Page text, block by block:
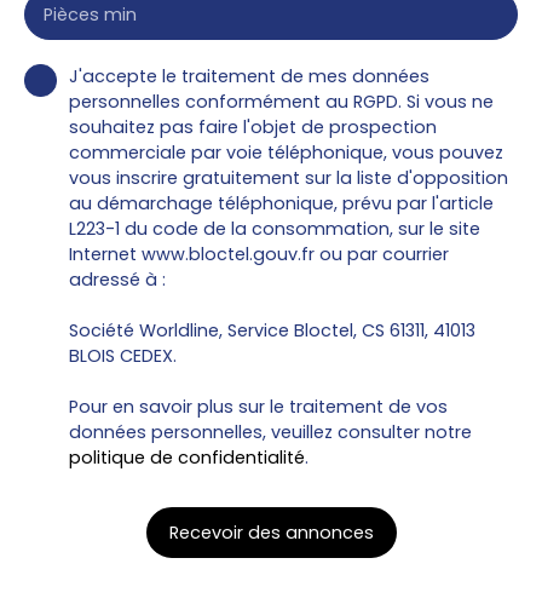
Pièces min
J'accepte le traitement de mes données
personnelles conformément au RGPD. Si vous ne
souhaitez pas faire l'objet de prospection
commerciale par voie téléphonique, vous pouvez
vous inscrire gratuitement sur la liste d'opposition
au démarchage téléphonique, prévu par l'article
L223-1 du code de la consommation, sur le site
Internet www.bloctel.gouv.fr ou par courrier
adressé à :
Société Worldline, Service Bloctel, CS 61311, 41013
BLOIS CEDEX.
Pour en savoir plus sur le traitement de vos
données personnelles, veuillez consulter notre
politique de confidentialité.
Recevoir des annonces